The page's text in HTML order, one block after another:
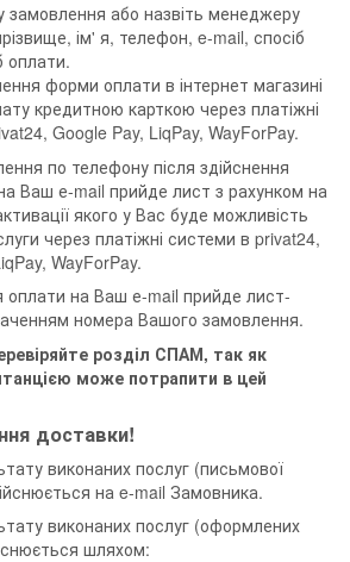
замовлення або назвіть менеджеру
ім' я, телефон, e-mail, спосіб
оплати.
форми оплати в інтернет магазині
кредитною карткою через платіжні
Google Pay, LiqPay, WayForPay.
по телефону після здійснення
Ваш е-mail прийде лист з рахунком на
якого у Вас буде можливість
через платіжні системи в privat24,
WayForPay.
оплати на Ваш е-mail прийде лист-
номера Вашого замовлення.
розділ СПАМ, так як
може потрапити в цей
доставки!
виконаних послуг (письмової
на e-mail Замовника.
виконаних послуг (оформлених
шляхом: